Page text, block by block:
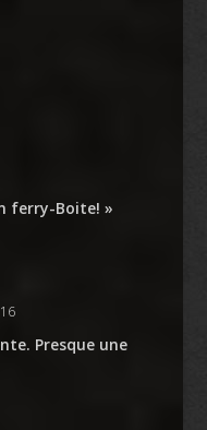
ferry-Boite! »
Presque une